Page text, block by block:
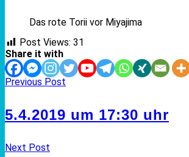
Das rote Torii vor Miyajima
Post Views: 31
Share it with
Previous Post
5.4.2019 um 17:30 uhr
Next Post